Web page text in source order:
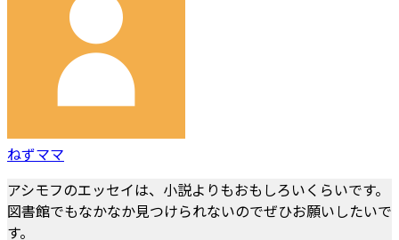
ねずママ
アシモフのエッセイは、小説よりもおもしろいくらいです。
図書館でもなかなか見つけられないのでぜひお願いしたいで
す。